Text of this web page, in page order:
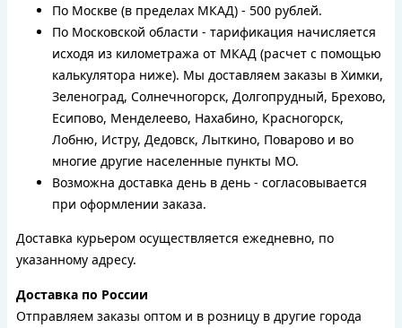
По Москве (в пределах МКАД) - 500 рублей.
По Московской области - тарификация начисляется
исходя из километража от МКАД (расчет с помощью
калькулятора ниже). Мы доставляем заказы в Химки,
Зеленоград, Солнечногорск, Долгопрудный, Брехово,
Есипово, Менделеево, Нахабино, Красногорск,
Лобню, Истру, Дедовск, Лыткино, Поварово и во
многие другие населенные пункты МО.
Возможна доставка день в день - согласовывается
при оформлении заказа.
Доставка курьером осуществляется ежедневно, по
указанному адресу.
Доставка по России
Отправляем заказы оптом и в розницу в другие города